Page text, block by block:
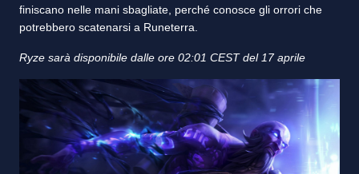
finiscano nelle mani sbagliate, perché conosce gli orrori che
potrebbero scatenarsi a Runeterra.
Ryze sarà disponibile dalle ore 02:01 CEST del 17 aprile